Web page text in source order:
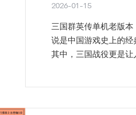
2026-01-15
三国群英传单机老版
说是中国游戏史上的
其中，三国战役更是